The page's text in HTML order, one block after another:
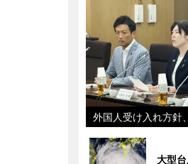
外国人受け入れ方針
大型